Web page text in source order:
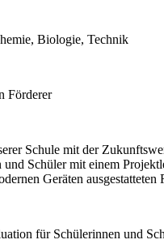
Biologie, Technik
Förderer
Schule mit der
Schüler mit einem
Geräten
für Schülerinnen und